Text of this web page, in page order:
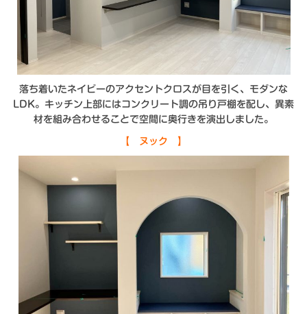
落ち着いたネイビーのアクセントクロスが目を引く、モダンな
LDK。キッチン上部にはコンクリート調の吊り戸棚を配し、異素
材を組み合わせることで空間に奥行きを演出しました。
【 ヌック 】